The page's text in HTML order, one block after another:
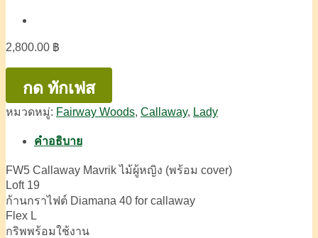
2,800.00 ฿
กด ทักเฟส
หมวดหมู่: Fairway Woods, Callaway, Lady
คำอธิบาย
FW5 Callaway Mavrik ไม้ผู้หญิง (พร้อม cover)
Loft 19
ก้านกราไฟต์ Diamana 40 for callaway
Flex L
กริพพร้อมใช้งาน